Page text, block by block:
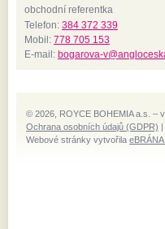
obchodní referentka
Telefon: 384 372 339
Mobil: 778 705 153
E-mail: bogarova-
© 2026, ROYCE BOHEMIA a.s. –
Ochrana osobních údajů (GDPR) |
Webové stránky vytvořila eBRÁNA